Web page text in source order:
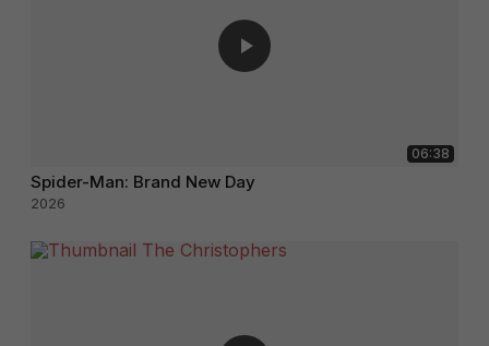
06:38
Spider-Man: Brand New Day
2026